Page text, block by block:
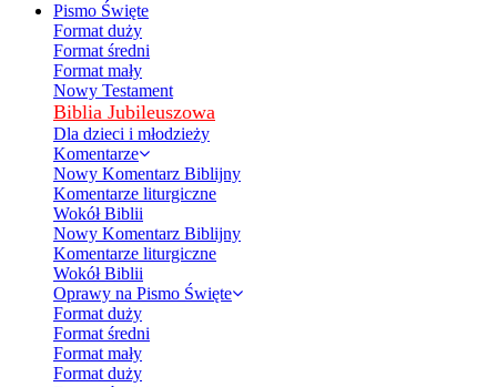
Pismo Święte
Format duży
Format średni
Format mały
Nowy Testament
Biblia Jubileuszowa
Dla dzieci i młodzieży
Komentarze
Nowy Komentarz Biblijny
Komentarze liturgiczne
Wokół Biblii
Nowy Komentarz Biblijny
Komentarze liturgiczne
Wokół Biblii
Oprawy na Pismo Święte
Format duży
Format średni
Format mały
Format duży